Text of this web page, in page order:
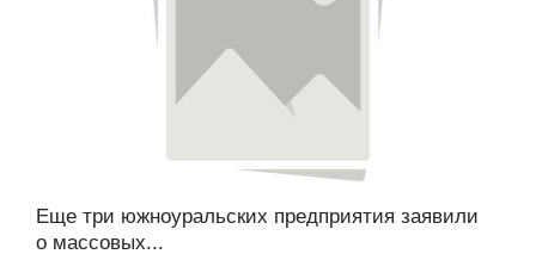
Еще три южноуральских предприятия заявили
о массовых...